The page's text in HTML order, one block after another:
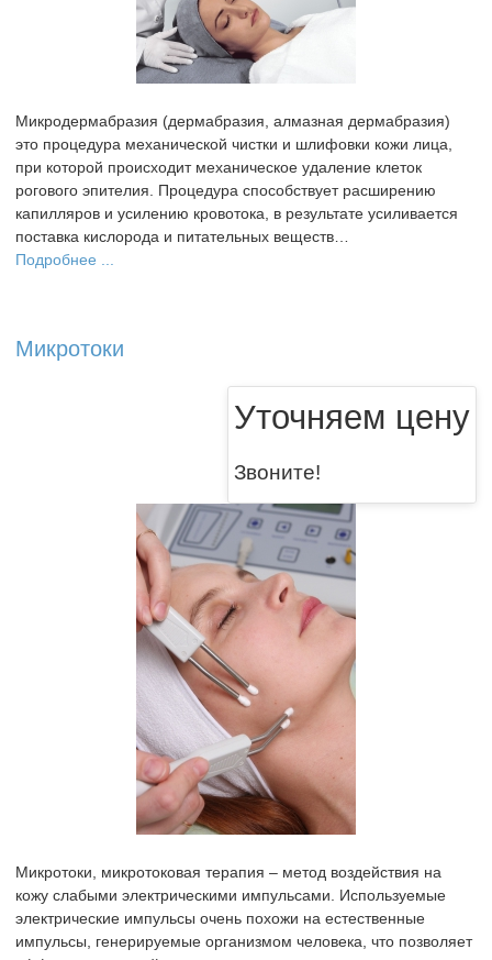
Микродермабразия (дермабразия, алмазная дермабразия)
это процедура механической чистки и шлифовки кожи лица,
при которой происходит механическое удаление клеток
рогового эпителия. Процедура способствует расширению
капилляров и усилению кровотока, в результате усиливается
поставка кислорода и питательных веществ…
Подробнее ...
Микротоки
Уточняем цену
Звоните!
Микротоки, микротоковая терапия – метод воздействия на
кожу слабыми электрическими импульсами. Используемые
электрические импульсы очень похожи на естественные
импульсы, генерируемые организмом человека, что позволяет